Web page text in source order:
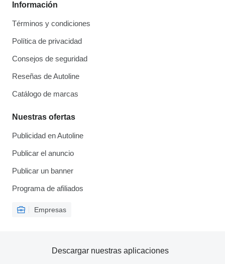
Información
Términos y condiciones
Política de privacidad
Consejos de seguridad
Reseñas de Autoline
Catálogo de marcas
Nuestras ofertas
Publicidad en Autoline
Publicar el anuncio
Publicar un banner
Programa de afiliados
Empresas
Descargar nuestras aplicaciones